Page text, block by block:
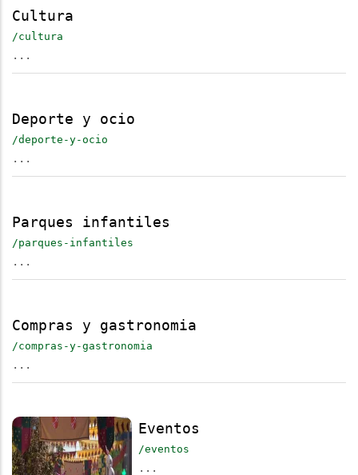
Cultura
/cultura
...
Deporte y ocio
/deporte-y-ocio
...
Parques infantiles
/parques-infantiles
...
Compras y gastronomia
/compras-y-gastronomia
...
Eventos
/eventos
...